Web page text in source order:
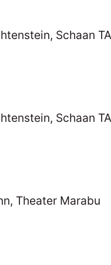
Schaan
Schaan
Theater Marabu